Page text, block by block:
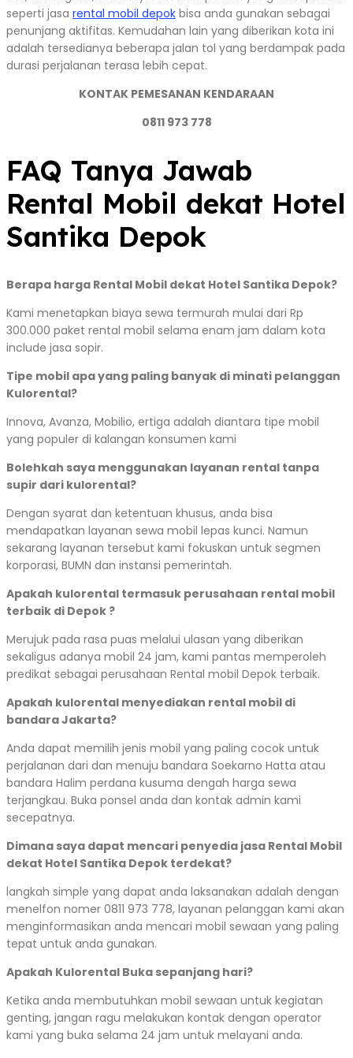
seperti jasa rental mobil depok bisa anda gunakan sebagai
penunjang aktifitas. Kemudahan lain yang diberikan kota ini
adalah tersedianya beberapa jalan tol yang berdampak pada
durasi perjalanan terasa lebih cepat.
KONTAK PEMESANAN KENDARAAN
0811 973 778
FAQ Tanya Jawab
Rental Mobil dekat Hotel
Santika Depok
Berapa harga Rental Mobil dekat Hotel Santika Depok?
Kami menetapkan biaya sewa termurah mulai dari Rp
300.000 paket rental mobil selama enam jam dalam kota
include jasa sopir.
Tipe mobil apa yang paling banyak di minati pelanggan
Kulorental?
Innova, Avanza, Mobilio, ertiga adalah diantara tipe mobil
yang populer di kalangan konsumen kami
Bolehkah saya menggunakan layanan rental tanpa
supir dari kulorental?
Dengan syarat dan ketentuan khusus, anda bisa
mendapatkan layanan sewa mobil lepas kunci. Namun
sekarang layanan tersebut kami fokuskan untuk segmen
korporasi, BUMN dan instansi pemerintah.
Apakah kulorental termasuk perusahaan rental mobil
terbaik di Depok ?
Merujuk pada rasa puas melalui ulasan yang diberikan
sekaligus adanya mobil 24 jam, kami pantas memperoleh
predikat sebagai perusahaan Rental mobil Depok terbaik.
Apakah kulorental menyediakan rental mobil di
bandara Jakarta?
Anda dapat memilih jenis mobil yang paling cocok untuk
perjalanan dari dan menuju bandara Soekarno Hatta atau
bandara Halim perdana kusuma dengah harga sewa
terjangkau. Buka ponsel anda dan kontak admin kami
secepatnya.
Dimana saya dapat mencari penyedia jasa Rental Mobil
dekat Hotel Santika Depok terdekat?
langkah simple yang dapat anda laksanakan adalah dengan
menelfon nomer 0811 973 778, layanan pelanggan kami akan
menginformasikan anda mencari mobil sewaan yang paling
tepat untuk anda gunakan.
Apakah Kulorental Buka sepanjang hari?
Ketika anda membutuhkan mobil sewaan untuk kegiatan
genting, jangan ragu melakukan kontak dengan operator
kami yang buka selama 24 jam untuk melayani anda.